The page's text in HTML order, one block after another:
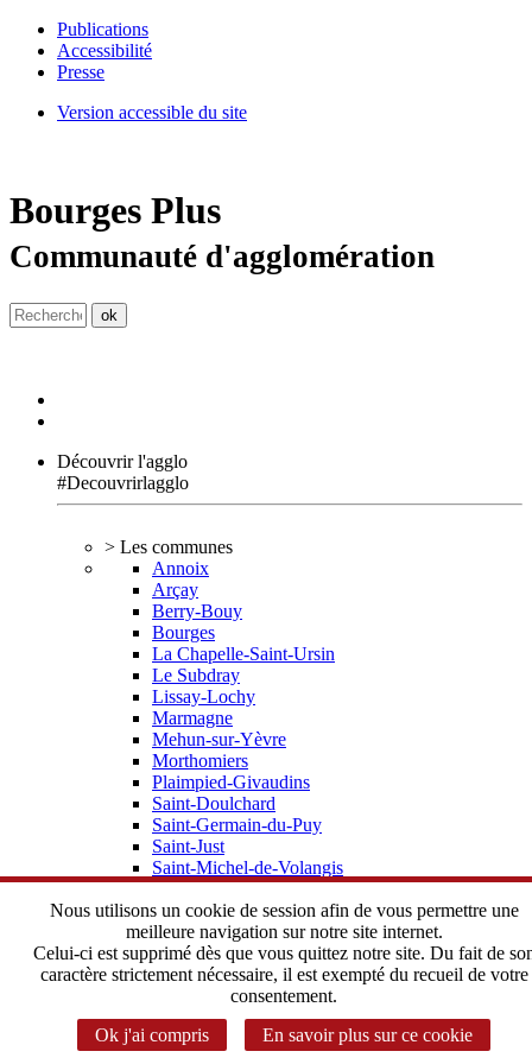
Publications
Accessibilité
Presse
Version accessible du site
Bourges Plus
Communauté d'agglomération
Découvrir l'agglo
#Decouvrirlagglo
> Les communes
Annoix
Arçay
Berry-Bouy
Bourges
La Chapelle-Saint-Ursin
Le Subdray
Lissay-Lochy
Marmagne
Mehun-sur-Yèvre
Morthomiers
Plaimpied-Givaudins
Saint-Doulchard
Saint-Germain-du-Puy
Saint-Just
Saint-Michel-de-Volangis
Trouy
Vorly
> Elus, statuts
Depuis 2002 une histoire commune
Le Bureau Communautaire
Le Conseil Communautaire
Les statuts de l'Agglomération
> Instances Communautaires
Nous utilisons un cookie de session afin de vous permettre une
meilleure navigation sur notre site internet.
Celui-ci est supprimé dès que vous quittez notre site. Du fait de
caractère strictement nécessaire, il est exempté du recueil de votre
consentement.
Ok j'ai compris
En savoir plus sur ce cookie